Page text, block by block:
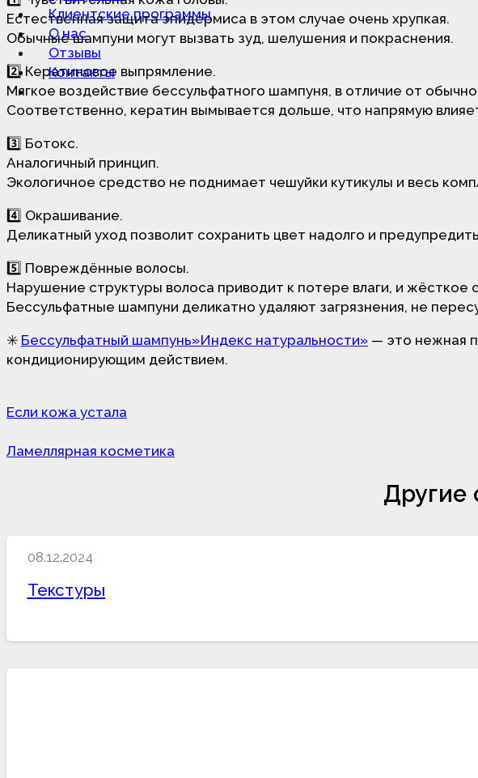
Клиентские программы
О нас
Отзывы
Контакты
Естественная защита эпидермиса в этом случае очень хрупкая.
Обычные шампуни могут вызвать зуд, шелушения и покраснения.
2️⃣ Кератиновое выпрямление.
Мягкое воздействие бессульфатного шампуня, в отличие от
Соответственно, кератин вымывается дольше, что напрямую
3️⃣ Ботокс.
Аналогичный принцип.
Экологичное средство не поднимает чешуйки кутикулы и весь
4️⃣ Окрашивание.
Деликатный уход позволит сохранить цвет надолго и
5️⃣ Повреждённые волосы.
Нарушение структуры волоса приводит к потере влаги, и жёсткое
Бессульфатные шампуни деликатно удаляют загрязнения, не
✳️ Бессульфатный шампунь»Индекс натуральности» — это нежная
кондиционирующим действием.
Если кожа устала
Ламеллярная косметика
Другие
08.12.2024
Текстуры